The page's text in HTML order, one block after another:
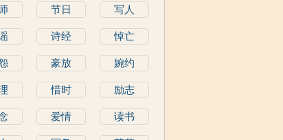
节日 写人
诗经 悼亡
豪放 婉约
惜时 励志
爱情 读书